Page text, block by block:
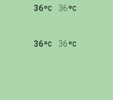
36
36
36
36